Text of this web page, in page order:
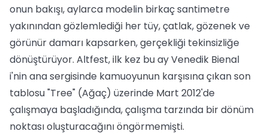
onun bakışı, aylarca modelin birkaç santimetre
yakınından gözlemlediği her tüy, çatlak, gözenek ve
görünür damarı kapsarken, gerçekliği tekinsizliğe
dönüştürüyor. Altfest, ilk kez bu ay Venedik Bienal
i'nin ana sergisinde kamuoyunun karşısına çıkan son
tablosu "Tree" (Ağaç) üzerinde Mart 2012'de
çalışmaya başladığında, çalışma tarzında bir dönüm
noktası oluşturacağını öngörmemişti.